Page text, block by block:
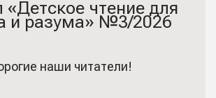
чтение для
и разума» №3/2026
наши читатели!